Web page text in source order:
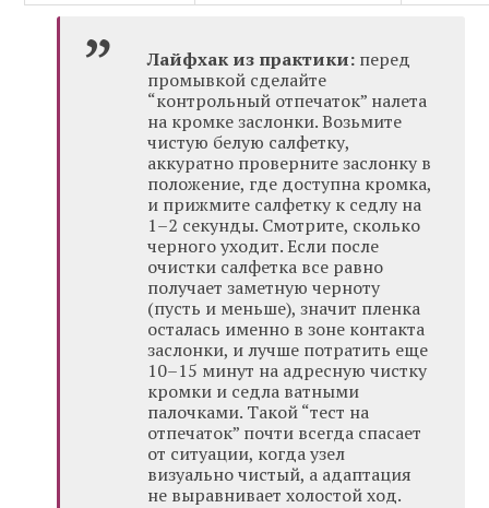
Лайфхак из практики: перед
промывкой сделайте
“контрольный отпечаток” налета
на кромке заслонки. Возьмите
чистую белую салфетку,
аккуратно проверните заслонку в
положение, где доступна кромка,
и прижмите салфетку к седлу на
1–2 секунды. Смотрите, сколько
черного уходит. Если после
очистки салфетка все равно
получает заметную черноту
(пусть и меньше), значит пленка
осталась именно в зоне контакта
заслонки, и лучше потратить еще
10–15 минут на адресную чистку
кромки и седла ватными
палочками. Такой “тест на
отпечаток” почти всегда спасает
от ситуации, когда узел
визуально чистый, а адаптация
не выравнивает холостой ход.